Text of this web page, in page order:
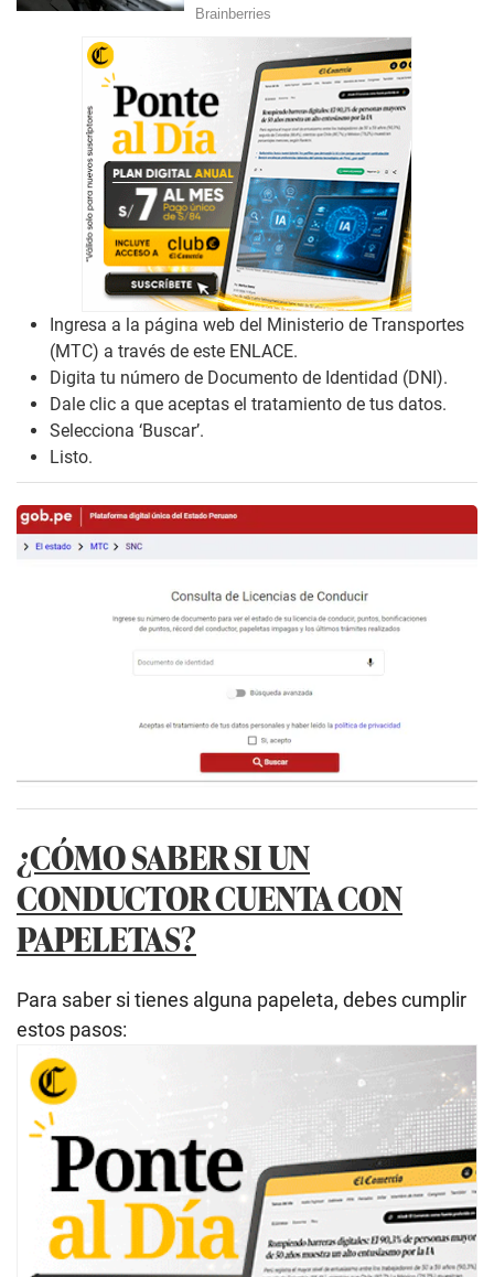
Ingresa a la página web del Ministerio de Transportes
(MTC) a través de este ENLACE.
Digita tu número de Documento de Identidad (DNI).
Dale clic a que aceptas el tratamiento de tus datos.
Selecciona ‘Buscar’.
Listo.
¿CÓMO SABER SI UN
CONDUCTOR CUENTA CON
PAPELETAS?
Para saber si tienes alguna papeleta, debes cumplir
estos pasos: